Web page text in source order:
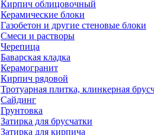
Кирпич облицовочный
Керамические блоки
Газобетон и другие стеновые блоки
Смеси и растворы
Черепица
Баварская кладка
Керамогранит
Кирпич рядовой
Тротуарная плитка, клинкерная
Сайдинг
Грунтовка
Затирка для брусчатки
Затирка для кирпича